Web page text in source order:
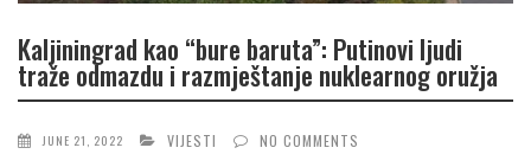
Kaljiningrad kao “bure baruta”: Putinovi ljudi
traže odmazdu i razmještanje nuklearnog oružja
JUNE 21, 2022 VIJESTI NO COMMENTS